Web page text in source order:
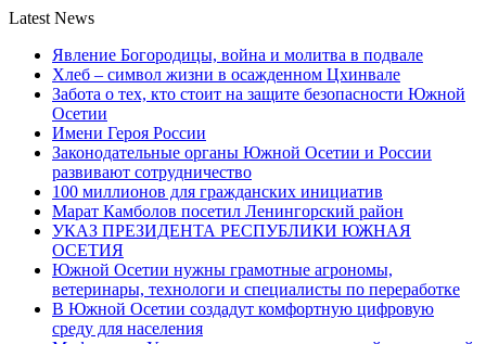
Latest News
Явление Богородицы, война и молитва в подвале
Хлеб – символ жизни в осажденном Цхинвале
Забота о тех, кто стоит на защите безопасности Южной
Осетии
Имени Героя России
Законодательные органы Южной Осетии и России
развивают сотрудничество
100 миллионов для гражданских инициатив
Марат Камболов посетил Ленингорский район
УКАЗ ПРЕЗИДЕНТА РЕСПУБЛИКИ ЮЖНАЯ
ОСЕТИЯ
Южной Осетии нужны грамотные агрономы,
ветеринары, технологи и специалисты по переработке
В Южной Осетии создадут комфортную цифровую
среду для населения